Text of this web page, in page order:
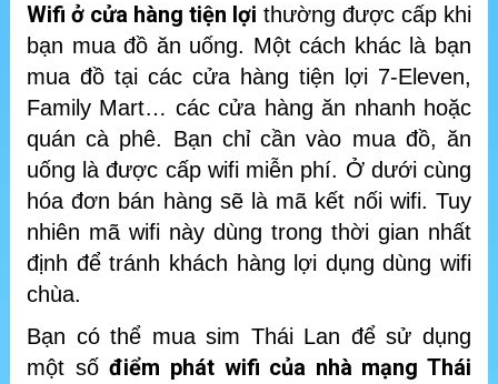
Wifi ở cửa hàng tiện lợi thường được cấp khi
bạn mua đồ ăn uống. Một cách khác là bạn
mua đồ tại các cửa hàng tiện lợi 7-Eleven,
Family Mart… các cửa hàng ăn nhanh hoặc
quán cà phê. Bạn chỉ cần vào mua đồ, ăn
uống là được cấp wifi miễn phí. Ở dưới cùng
hóa đơn bán hàng sẽ là mã kết nối wifi. Tuy
nhiên mã wifi này dùng trong thời gian nhất
định để tránh khách hàng lợi dụng dùng wifi
chùa.
Bạn có thể mua sim Thái Lan để sử dụng
một sốđiểm phát wifi của nhà mạng Thái